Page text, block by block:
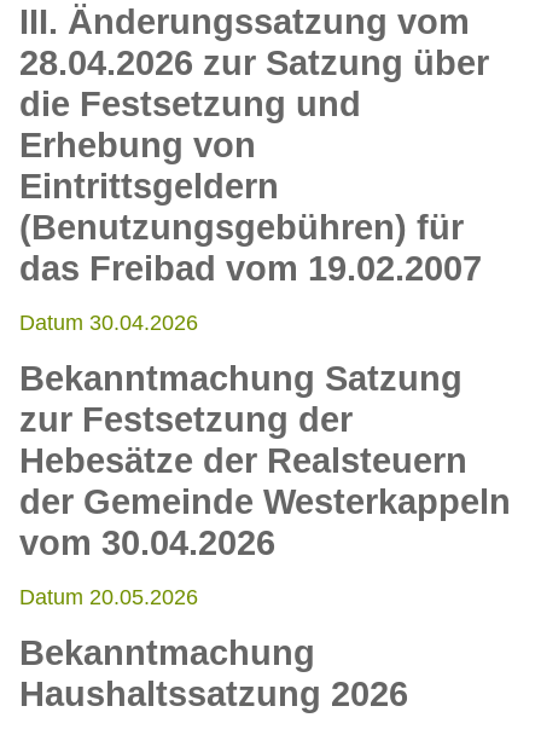
III. Änderungssatzung vom
28.04.2026 zur Satzung über
die Festsetzung und
Erhebung von
Eintrittsgeldern
(Benutzungsgebühren) für
das Freibad vom 19.02.2007
Datum 30.04.2026
Bekanntmachung Satzung
zur Festsetzung der
Hebesätze der Realsteuern
der Gemeinde Westerkappeln
vom 30.04.2026
Datum 20.05.2026
Bekanntmachung
Haushaltssatzung 2026